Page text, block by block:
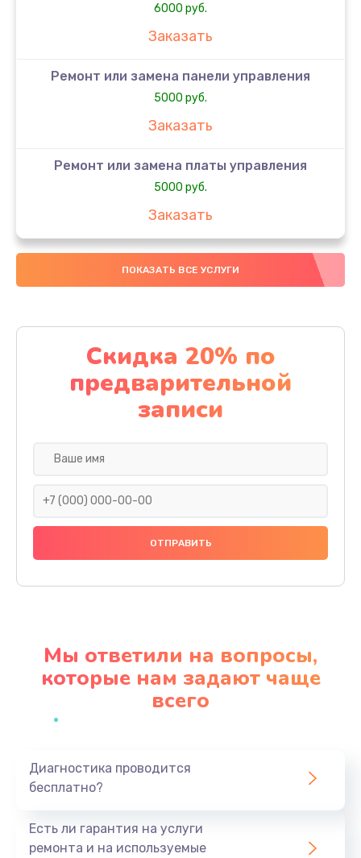
6000 руб.
Заказать
Ремонт или замена панели управления
5000 руб.
Заказать
Ремонт или замена платы управления
5000 руб.
Заказать
Ремонт или замена термоблока
5000 руб.
Ремонт привода варочного блока
4000 руб.
Заказать
Замена термодатчиков
2500 руб.
Заказать
Замена микропереключателей
Замена микросхемы зарядки
Заказать
ПОКАЗАТЬ ВСЕ УСЛУГИ
Скидка 20% по
предварительной
записи
Мы ответили на вопросы,
которые нам задают чаще
всего
Диагностика проводится
бесплатно?
Есть ли гарантия на услуги
ремонта и на используемые